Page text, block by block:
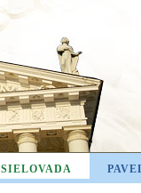
SIELOVADA